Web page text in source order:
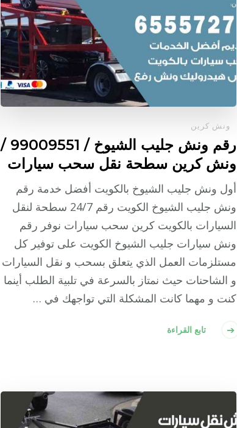
ونش كرين
رقم ونش جليب الشيوخ / 99009551‬ /
ونش كرين سطحة نقل سحب سيارات
أول ونش جليب الشيوخ بالكويت أفضل خدمة رقم
ونش جليب الشيوخ الكويت رقم 24/7 سطحة لنقل
السيارات بالكويت كرين سحب سيارات نوفر رقم
ونش سيارات جليب الشيوخ الكويت على توفير كل
مستلزمات العمل الذي يتعلق بسحب و نقل السيارات
و الشاحنات حيث نمتاز بالسرعة في تلبية الطلب أينما
كنت و مهما كانت المشكلة التي تواجهك في …
تابع القراءة